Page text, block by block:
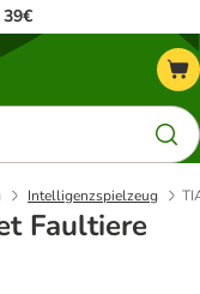
Intelligenzspielzeug
Faultiere